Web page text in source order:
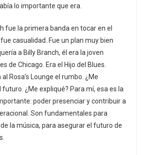
lo importante que era.
fue la primera banda en tocar en el
fue casualidad. Fue un plan muy bien
a Billy Branch, él era la joven
de Chicago. Era el Hijo del Blues.
Rosa’s Lounge el rumbo. ¿Me
¿Me expliqué? Para mí, esa es la
poder presenciar y contribuir a
Son fundamentales para
la música, para asegurar el futuro de